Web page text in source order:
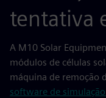
tentativa
A M10 Solar
módulos de células
máquina de remoção
software de